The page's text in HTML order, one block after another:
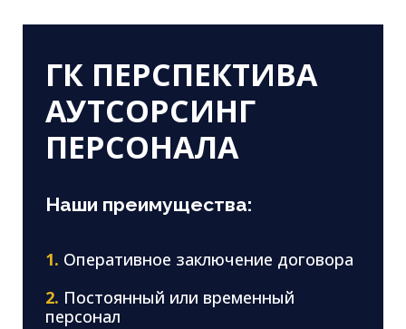
ГК ПЕРСПЕКТИВА
АУТСОРСИНГ
ПЕРСОНАЛА
Наши преимущества:
1. Оперативное заключение договора
2. Постоянный или временный
персонал